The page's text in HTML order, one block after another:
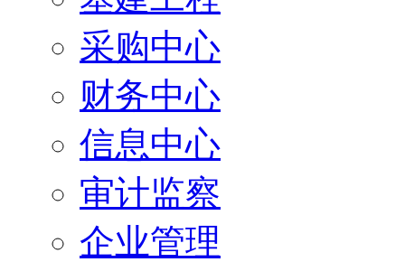
采购中心
财务中心
信息中心
审计监察
企业管理